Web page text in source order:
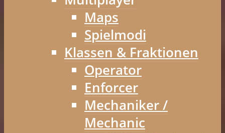
Maps
Spielmodi
Klassen & Fraktionen
Operator
Enforcer
Mechaniker /
Mechanic